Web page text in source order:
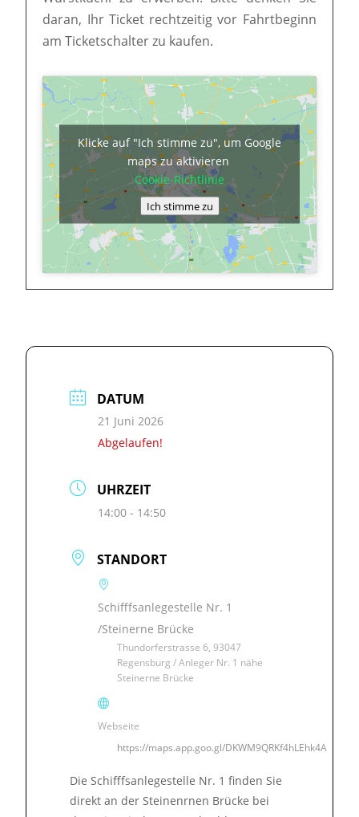
daran, Ihr Ticket rechtzeitig vor Fahrtbeginn
am Ticketschalter zu kaufen.
Klicke auf "Ich stimme zu", um Google
maps zu aktivieren
Cookie-Richtlinie
Ich stimme zu
DATUM
21 Juni 2026
Abgelaufen!
UHRZEIT
14:00 - 14:50
STANDORT
Schifffsanlegestelle Nr. 1
/Steinerne Brücke
Thundorferstrasse 6, 93047
Regensburg / Anleger Nr. 1 nähe
Steinerne Brücke
Webseite
https://maps.app.goo.gl/DKWM9QRKf4hLEhk4A
Die Schifffsanlegestelle Nr. 1 finden Sie
direkt an der Steinenrnen Brücke bei